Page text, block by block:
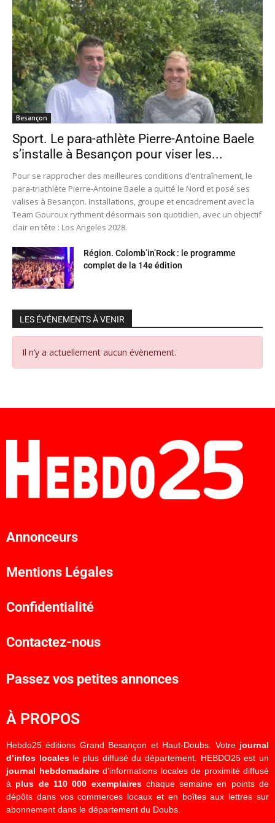
Besançon
Sport. Le para-athlète Pierre-Antoine Baele
s’installe à Besançon pour viser les...
Pour se rapprocher des meilleures conditions d’entraînement, le
para-triathlète Pierre-Antoine Baele a quitté le Nord et posé ses
valises à Besançon. Installations, groupe et encadrement avec la
Team Gouroux rythment désormais son quotidien, avec un objectif
clair en tête : Los Angeles 2028.
Région. Colomb’in’Rock : le programme
complet de la 14e édition
LES ÉVÉNEMENTS À VENIR
Il n’y a actuellement aucun évènement.
Annonceurs
Mentions Légales
Confidentialité
Contactez-nous
Passez vos petites annonces
À PROPOS
Hebdo25 éditions Grand Besançon et Haut-Doubs. Votre journal
d’infos localesle plus diffusé du département. HEBDO25 est un
journal hebdomadaired’informations locales de proximité diffusé
à plus de 110 000 exemplaireschaque semaine en points de
dépôts dans vos commerces locaux et en boîtes aux lettres sur
abonnement dans le département du Doubs.